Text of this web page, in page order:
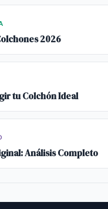
2026
tu Colchón Ideal
Análisis Completo